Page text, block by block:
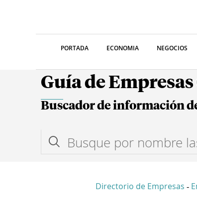
PORTADA ECONOMIA NEGOCIOS
Guía de
Buscador de información
Directorio de Empresas -